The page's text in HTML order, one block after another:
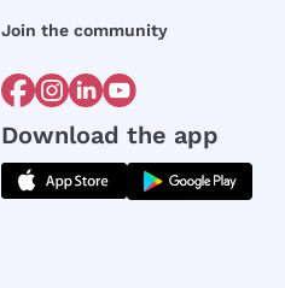
Join the community
Download the app